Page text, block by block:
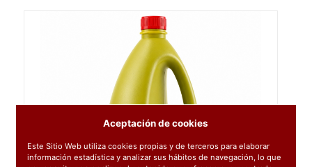
Aceptación de cookies
Este Sitio Web utiliza cookies propias y de terceros para elaborar
información estadística y analizar sus hábitos de navegación, lo que